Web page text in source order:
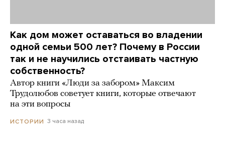
Как дом может оставаться во владении
одной семьи 500 лет? Почему в России
так и не научились отстаивать частную
собственность?
Автор книги «Люди за забором» Максим
Трудолюбов советует книги, которые отвечают
на эти вопросы
ИСТОРИИ 3 часа назад